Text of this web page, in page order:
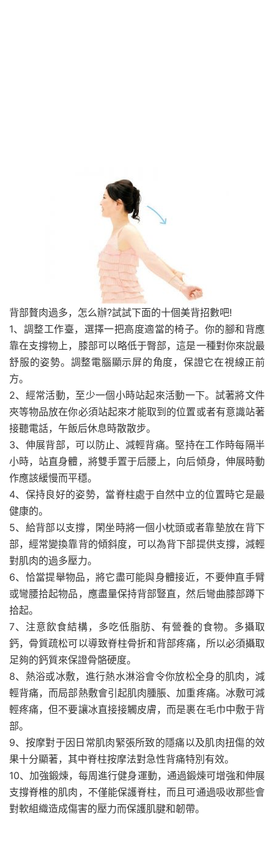
背部贅肉過多，怎么辦?試試下面的十個美背招數吧!
1、調整工作臺，選擇一把高度適當的椅子。你的腳和背應
靠在支撐物上，膝部可以略低于臀部，這是一種對你來說最
舒服的姿勢。調整電腦顯示屏的角度，保證它在視線正前
方。
2、經常活動，至少一個小時站起來活動一下。試著將文件
夾等物品放在你必須站起來才能取到的位置或者有意識站著
接聽電話，午飯后休息時散散步。
3、伸展背部，可以防止、減輕背痛。堅持在工作時每隔半
小時，站直身體，將雙手置于后腰上，向后傾身，伸展時動
作應該緩慢而平穩。
4、保持良好的姿勢，當脊柱處于自然中立的位置時它是最
健康的。
5、給背部以支撐，閑坐時將一個小枕頭或者靠墊放在背下
部，經常變換靠背的傾斜度，可以為背下部提供支撐，減輕
對肌肉的過多壓力。
6、恰當提舉物品，將它盡可能與身體接近，不要伸直手臂
或彎腰拾起物品，應盡量保持背部豎直，然后彎曲膝部蹲下
拾起。
7、注意飲食結構，多吃低脂肪、有營養的食物。多攝取
鈣，骨質疏松可以導致脊柱骨折和背部疼痛，所以必須攝取
足夠的鈣質來保證骨骼硬度。
8、熱浴或冰敷，進行熱水淋浴會令你放松全身的肌肉，減
輕背痛，而局部熱敷會引起肌肉腫脹、加重疼痛。冰敷可減
輕疼痛，但不要讓冰直接接觸皮膚，而是裹在毛巾中敷于背
部。
9、按摩對于因日常肌肉緊張所致的隱痛以及肌肉扭傷的效
果十分顯著，其中脊柱按摩法對急性背痛特別有效。
10、加強鍛煉，每周進行健身運動，通過鍛煉可增強和伸展
支撐脊椎的肌肉，不僅能保護脊柱，而且可通過吸收那些會
對軟組織造成傷害的壓力而保護肌腱和韌帶。